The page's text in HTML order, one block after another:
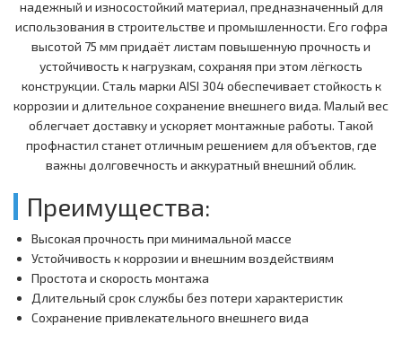
надежный и износостойкий материал, предназначенный для
использования в строительстве и промышленности. Его гофра
высотой 75 мм придаёт листам повышенную прочность и
устойчивость к нагрузкам, сохраняя при этом лёгкость
конструкции. Сталь марки AISI 304 обеспечивает стойкость к
коррозии и длительное сохранение внешнего вида. Малый вес
облегчает доставку и ускоряет монтажные работы. Такой
профнастил станет отличным решением для объектов, где
важны долговечность и аккуратный внешний облик.
Преимущества:
Высокая прочность при минимальной массе
Устойчивость к коррозии и внешним воздействиям
Простота и скорость монтажа
Длительный срок службы без потери характеристик
Сохранение привлекательного внешнего вида